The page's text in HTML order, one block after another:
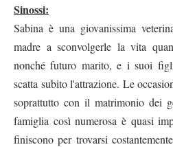
Sinossi:
Sabina è una giovanissima
madre a sconvolgerle la vita
nonché futuro marito, e i suoi
scatta subito l'attrazione. Le
soprattutto con il matrimonio dei
famiglia così numerosa è quasi
finiscono per trovarsi